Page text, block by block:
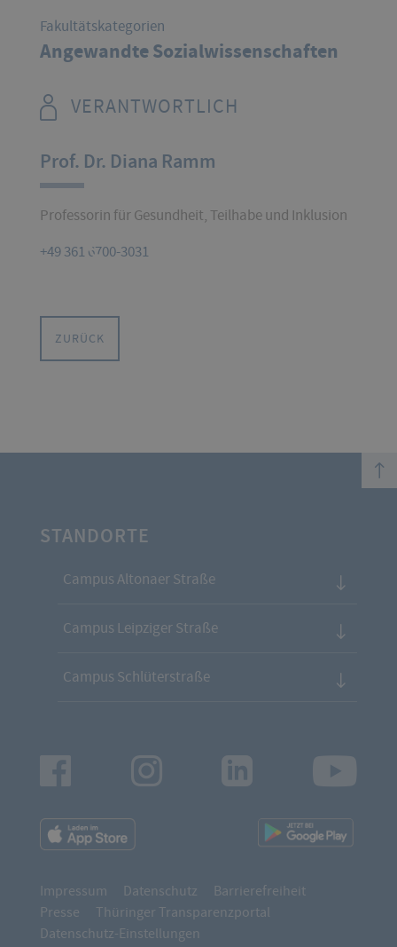
Fakultätskategorien
Angewandte Sozialwissenschaften
VERANTWORTLICH
Prof. Dr. Diana Ramm
Professorin für Gesundheit, Teilhabe und Inklusion
+49 361 6700-3031
ZURÜCK
top
STANDORTE
Campus Altonaer Straße
Campus Leipziger Straße
Campus Schlüterstraße
Instagram LinkedIn
Impressum Datenschutz
Barrierefreiheit
Presse
Thüringer Transparenzportal
Datenschutz-Einstellungen